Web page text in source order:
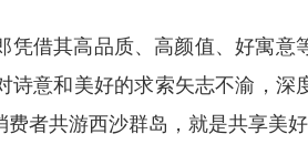
凭借其高品质、高颜值、好寓意
意和美好的求索矢志不渝，深
者共游西沙群岛，就是共享美好